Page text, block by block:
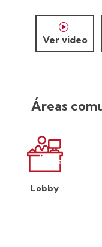
Ver video
Áreas
Lobby